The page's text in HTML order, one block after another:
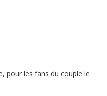
pour les fans du couple le